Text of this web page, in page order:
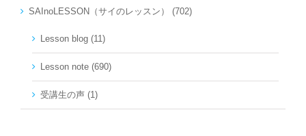
SAInoLESSON（サイのレッスン） (702)
Lesson blog (11)
Lesson note (690)
受講生の声 (1)